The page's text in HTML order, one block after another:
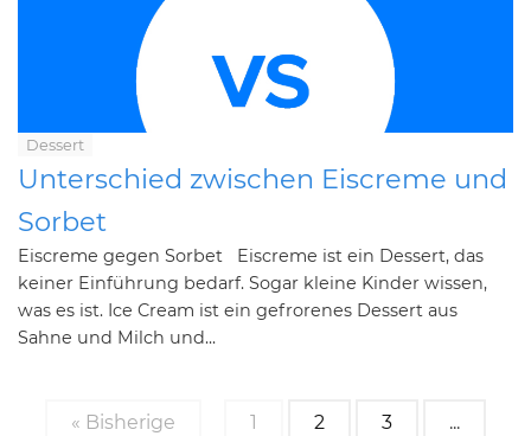
Dessert
Unterschied zwischen Eiscreme und
Sorbet
Eiscreme gegen Sorbet Eiscreme ist ein Dessert, das
keiner Einführung bedarf. Sogar kleine Kinder wissen,
was es ist. Ice Cream ist ein gefrorenes Dessert aus
Sahne und Milch und...
« Bisherige 1 2 3 ...